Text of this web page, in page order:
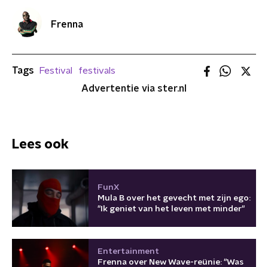
Frenna
Tags Festival
festivals
Advertentie via ster.nl
Lees ook
FunX
Mula B over het gevecht met zijn ego:
"Ik geniet van het leven met minder"
Entertainment
Frenna over New Wave-reünie: "Was